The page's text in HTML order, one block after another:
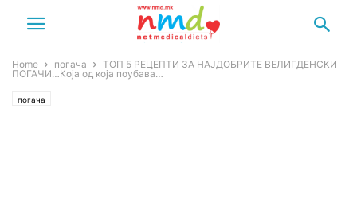
Home погача
ТОП 5 РЕЦЕПТИ ЗА НАЈДОБРИТЕ ВЕЛИГДЕНСКИ
ПОГАЧИ…Која од која поубава…
погача